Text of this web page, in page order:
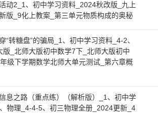
动2_1、初中学习资料_2024秋改版_九上
版_9化上教案_第三单元物质构成的奥秘
“转糖盘”的骗局_1、初中学习资料_4-2、
版_北师大版初中数学7下_北师大版初中
级下学期数学北师大单元测试_第六章概
息之路（重点练）（解析版）_1、初中学
物理_4-4-5、初三物理全册_2024更新_4